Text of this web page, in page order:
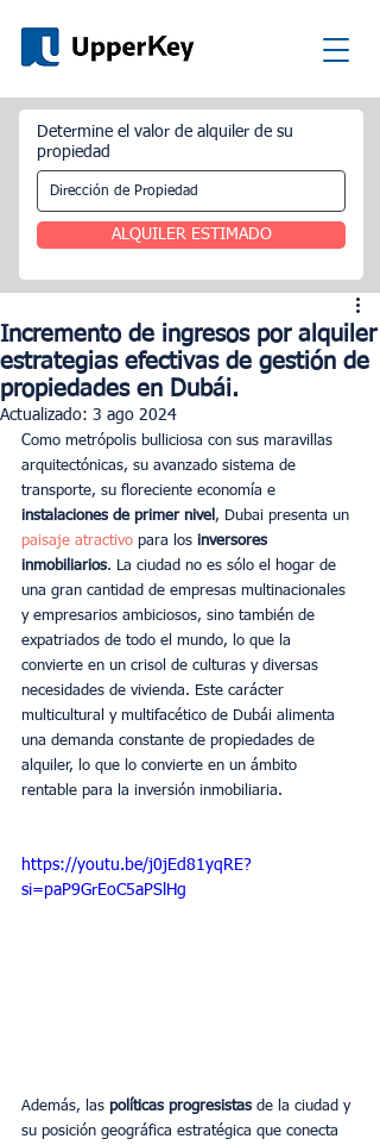
Determine el valor de alquiler de su
propiedad
ALQUILER ESTIMADO
Incremento de ingresos por alquiler
estrategias efectivas de gestión de
propiedades en Dubái.
Actualizado: 3 ago 2024
Como metrópolis bulliciosa con sus maravillas
arquitectónicas, su avanzado sistema de
transporte, su floreciente economía e
instalaciones de primer nivel , Dubai presenta un
paisaje atractivo para los inversores
inmobiliarios. La ciudad no es sólo el hogar de
una gran cantidad de empresas multinacionales
y empresarios ambiciosos, sino también de
expatriados de todo el mundo, lo que la
convierte en un crisol de culturas y diversas
necesidades de vivienda. Este carácter
multicultural y multifacético de Dubái alimenta
una demanda constante de propiedades de
alquiler, lo que lo convierte en un ámbito
rentable para la inversión inmobiliaria.
https://youtu.be/j0jEd81yqRE?
si=paP9GrEoC5aPSlHg
Además, las políticas progresistas de la ciudad y
su posición geográfica estratégica que conecta